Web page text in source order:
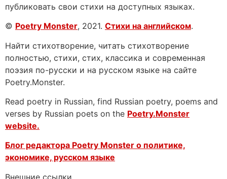
публиковать свои стихи на доступных языках.
© Poetry Monster, 2021. Стихи на английском.
Найти стихотворение, читать стихотворение
полностью, стихи, стих, классика и современная
поэзия по-русски и на русском языке на сайте
Poetry.Monster.
Read poetry in Russian, find Russian poetry, poems and
verses by Russian poets on the Poetry.Monster
website.
Блог редактора Poetry Monster о политике,
экономике, русском языке
Внешние ссылки